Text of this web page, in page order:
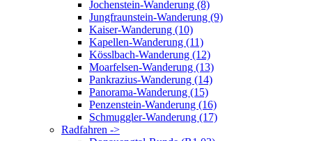
Jochenstein-Wanderung (8)
Jungfraunstein-Wanderung (9)
Kaiser-Wanderung (10)
Kapellen-Wanderung (11)
Kösslbach-Wanderung (12)
Moarfelsen-Wanderung (13)
Pankrazius-Wanderung (14)
Panorama-Wanderung (15)
Penzenstein-Wanderung (16)
Schmuggler-Wanderung (17)
Radfahren ->